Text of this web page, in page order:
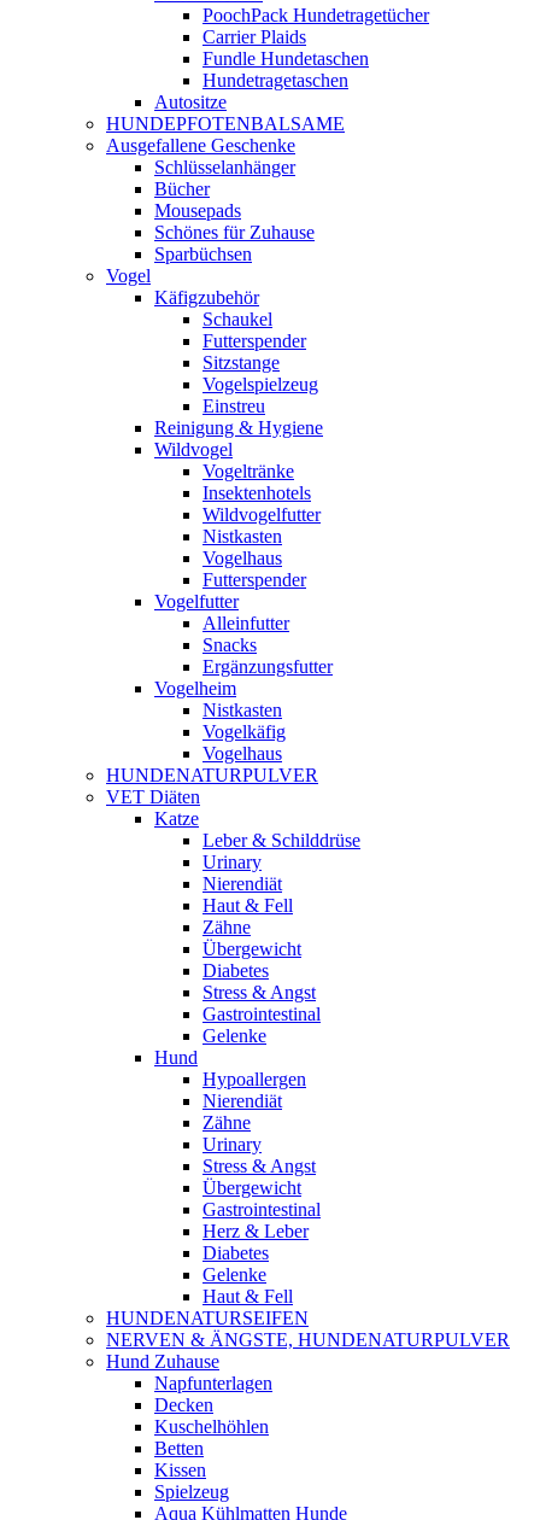
PoochPack Hundetragetücher
Carrier Plaids
Fundle Hundetaschen
Hundetragetaschen
Autositze
HUNDEPFOTENBALSAME
Ausgefallene Geschenke
Schlüsselanhänger
Bücher
Mousepads
Schönes für Zuhause
Sparbüchsen
Vogel
Käfigzubehör
Schaukel
Futterspender
Sitzstange
Vogelspielzeug
Einstreu
Reinigung & Hygiene
Wildvogel
Vogeltränke
Insektenhotels
Wildvogelfutter
Nistkasten
Vogelhaus
Futterspender
Vogelfutter
Alleinfutter
Snacks
Ergänzungsfutter
Vogelheim
Nistkasten
Vogelkäfig
Vogelhaus
HUNDENATURPULVER
VET Diäten
Katze
Leber & Schilddrüse
Urinary
Nierendiät
Haut & Fell
Zähne
Übergewicht
Diabetes
Stress & Angst
Gastrointestinal
Gelenke
Hund
Hypoallergen
Nierendiät
Zähne
Urinary
Stress & Angst
Übergewicht
Gastrointestinal
Herz & Leber
Diabetes
Gelenke
Haut & Fell
HUNDENATURSEIFEN
NERVEN & ÄNGSTE, HUNDENATURPULVER
Hund Zuhause
Napfunterlagen
Decken
Kuschelhöhlen
Betten
Kissen
Spielzeug
Aqua Kühlmatten Hunde